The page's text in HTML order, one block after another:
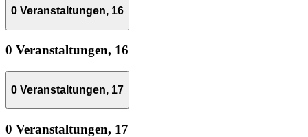
0 Veranstaltungen, 16
0 Veranstaltungen, 16
0 Veranstaltungen, 17
0 Veranstaltungen, 17